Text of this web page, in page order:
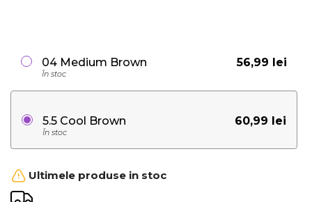
56,99 lei
04 Medium Brown
În stoc
60,99 lei
5.5 Cool Brown
În stoc
Ultimele produse in stoc